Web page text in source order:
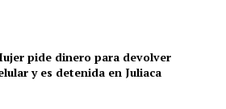
pide dinero para devolver
y es detenida en Juliaca